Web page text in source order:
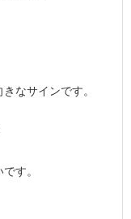
なサインです。
す。